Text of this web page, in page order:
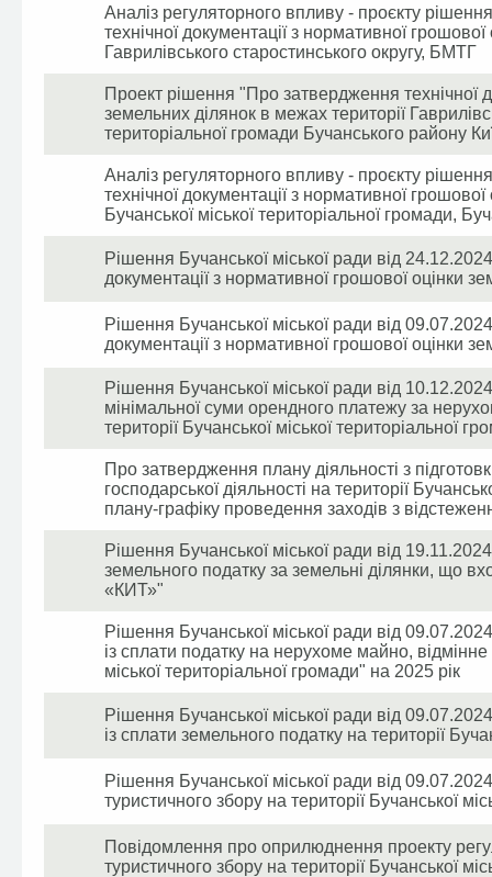
Аналіз регуляторного впливу - проєкту
технічної документації з нормативної
Гаврилівського старостинського округу, БМТГ
Проект рішення "Про затвердження технічної
земельних ділянок в межах території
територіальної громади Бучанського району
Аналіз регуляторного впливу - проєкту
технічної документації з нормативної
Бучанської міської територіальної громади,
Рішення Бучанської міської ради від
документації з нормативної грошової оцінки
Рішення Бучанської міської ради від
документації з нормативної грошової оцінки
Рішення Бучанської міської ради від
мінімальної суми орендного платежу за
території Бучанської міської територіальної
Про затвердження плану діяльності з
господарської діяльності на території
плану-графіку проведення заходів з
Рішення Бучанської міської ради від
земельного податку за земельні ділянки, що
«КИТ»"
Рішення Бучанської міської ради від
із сплати податку на нерухоме майно, відмінне
міської територіальної громади" на 2025 рік
Рішення Бучанської міської ради від
із сплати земельного податку на території
Рішення Бучанської міської ради від
туристичного збору на території Бучанської
Повідомлення про оприлюднення проекту
туристичного збору на території Бучанської